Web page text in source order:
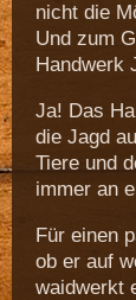
nicht die
Und zum
Handwerk
Ja! Das
die Jagd
Tiere und
immer an
Für einen
ob er auf
waidwerkt